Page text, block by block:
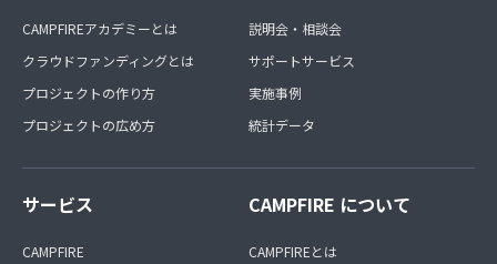
CAMPFIREアカデミーとは
クラウドファンディングとは
プロジェクトの作り方
プロジェクトの広め方
説明会・相談会
サポートサービス
実施事例
統計データ
サービス
CAMPFIRE
CAMPFIRE について
CAMPFIREとは